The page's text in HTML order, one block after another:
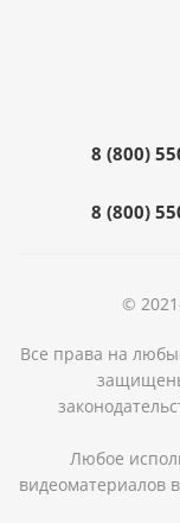
8 (800)
8 (800)
©
Все права на
Любое
видеоматериалов